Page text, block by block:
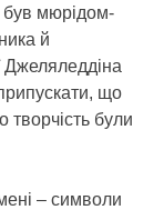
був мюрідом-
й
Джеляледдіна
що
творчість були
– символи